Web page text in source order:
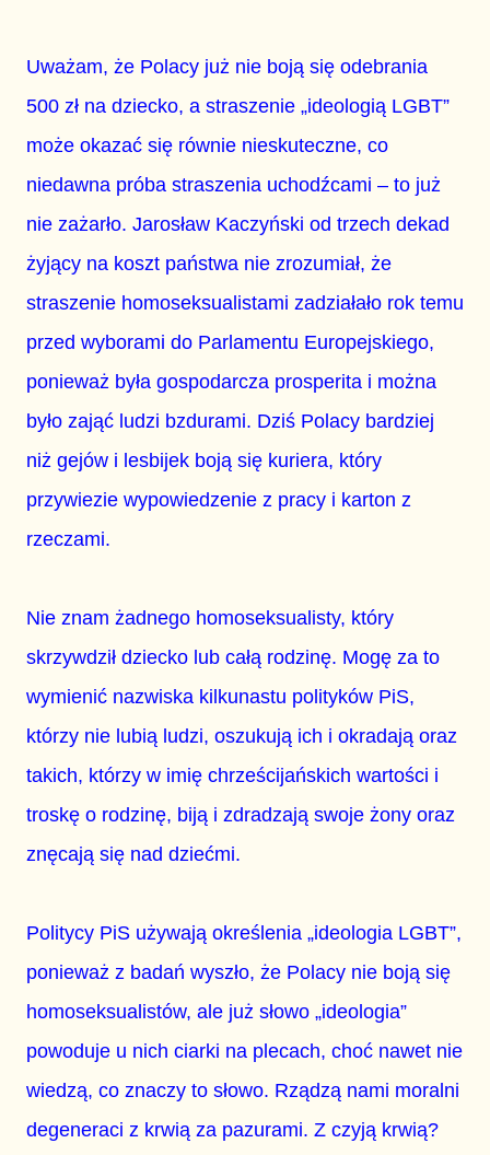
Uważam, że Polacy już nie boją się odebrania
500 zł na dziecko, a straszenie „ideologią LGBT”
może okazać się równie nieskuteczne, co
niedawna próba straszenia uchodźcami – to już
nie zażarło. Jarosław Kaczyński od trzech dekad
żyjący na koszt państwa nie zrozumiał, że
straszenie homoseksualistami zadziałało rok temu
przed wyborami do Parlamentu Europejskiego,
ponieważ była gospodarcza prosperita i można
było zająć ludzi bzdurami. Dziś Polacy bardziej
niż gejów i lesbijek boją się kuriera, który
przywiezie wypowiedzenie z pracy i karton z
rzeczami.
Nie znam żadnego homoseksualisty, który
skrzywdził dziecko lub całą rodzinę. Mogę za to
wymienić nazwiska kilkunastu polityków PiS,
którzy nie lubią ludzi, oszukują ich i okradają oraz
takich, którzy w imię chrześcijańskich wartości i
troskę o rodzinę, biją i zdradzają swoje żony oraz
znęcają się nad dziećmi.
Politycy PiS używają określenia „ideologia LGBT”,
ponieważ z badań wyszło, że Polacy nie boją się
homoseksualistów, ale już słowo „ideologia”
powoduje u nich ciarki na plecach, choć nawet nie
wiedzą, co znaczy to słowo. Rządzą nami moralni
degeneraci z krwią za pazurami. Z czyją krwią?